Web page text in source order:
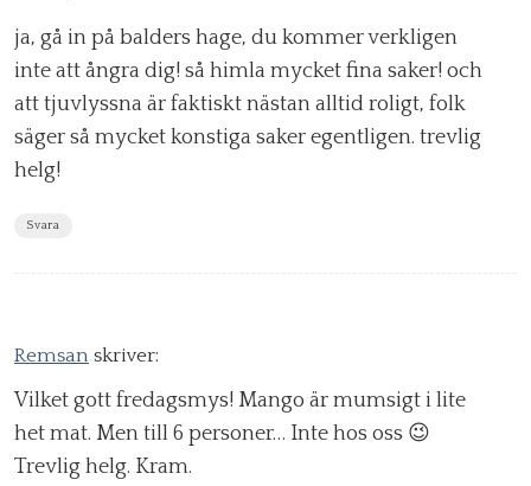
ja, gå in på balders hage, du kommer verkligen
inte att ångra dig! så himla mycket fina saker! och
att tjuvlyssna är faktiskt nästan alltid roligt, folk
säger så mycket konstiga saker egentligen. trevlig
helg!
Svara
Remsan skriver:
Vilket gott fredagsmys! Mango är mumsigt i lite
het mat. Men till 6 personer… Inte hos oss 😉
Trevlig helg. Kram.